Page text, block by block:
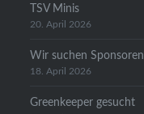
TSV Minis
20. April 2026
Wir suchen Sponsoren
18. April 2026
Greenkeeper gesucht